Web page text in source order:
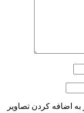
اضافه کردن تصاویر